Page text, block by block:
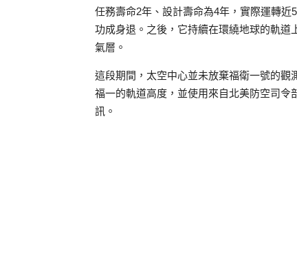
任務壽命2年、設計壽命為4年，實際運轉
功成身退。之後，它持續在環繞地球的軌
氣層。
這段期間，太空中心並未放棄福衛一號的觀
福一的軌道高度，並使用來自北美防空司
訊。